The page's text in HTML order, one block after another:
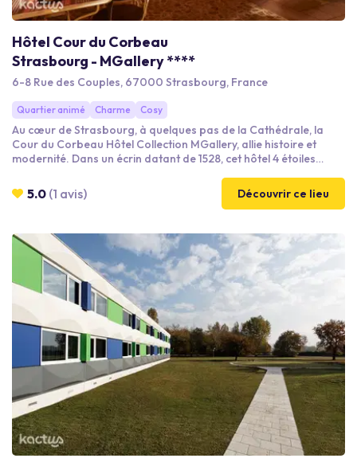
Hôtel Cour du Corbeau
Strasbourg - MGallery ****
6-8 Rue des Couples, 67000 Strasbourg, France
Quartier animé Charme Cosy
Au cœur de Strasbourg, à quelques pas de la Cathédrale, la
Cour du Corbeau Hôtel Collection MGallery, allie histoire et
modernité. Dans un écrin datant de 1528, cet hôtel 4 étoiles
confère aux 63 chambres une identité très particulière.
5.0 (1 avis) Découvrir ce lieu